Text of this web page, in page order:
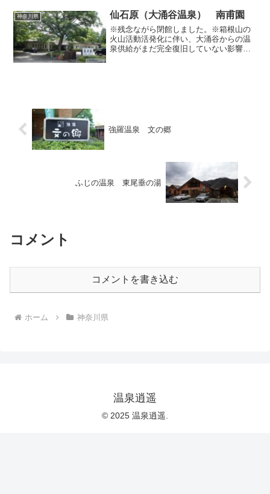
温されていたり、しっか...
神奈川県 仙石原（大涌谷温泉） 南甫園
※残念ながら閉館しました。※箱根山の
火山活動活発化に伴い、大涌谷からの温
泉供給がまだ完全復旧していない影響な
強羅温泉 文の郷
ふじの温泉 東尾垂の湯
コメント
コメントを書き込む
ホーム 神奈川県
温泉逍遥
© 2025 温泉逍遥.